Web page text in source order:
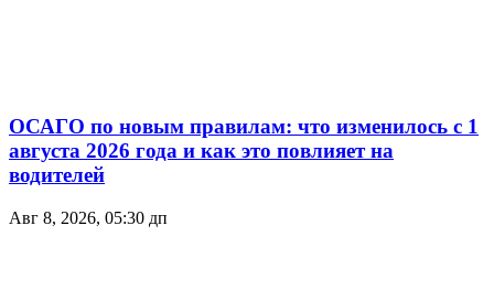
ОСАГО по новым правилам: что изменилось с 1
августа 2026 года и как это повлияет на
водителей
Авг 8, 2026, 05:30 дп